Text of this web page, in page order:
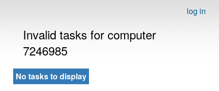
log in
Invalid tasks for computer
7246985
No tasks to display